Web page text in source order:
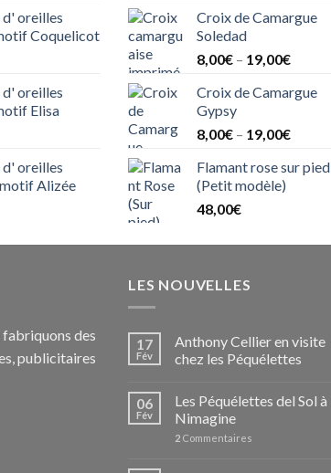
d' oreilles
Coquelicot
d' oreilles
Elisa
d' oreilles
Alizée
Croix de Camargue
Soledad
8,00€ – 19,00€
Croix de Camargue
Gypsy
8,00€ – 19,00€
Flamant rose sur pied
(Petit modèle)
48,00€
des
publicitaires
LES NOUVELLES
17
Fév
Anthony Cellier en visite
chez les Péquélettes
06
Fév
Les Péquélettes del Sol à
Nimagine
2 Commentaires